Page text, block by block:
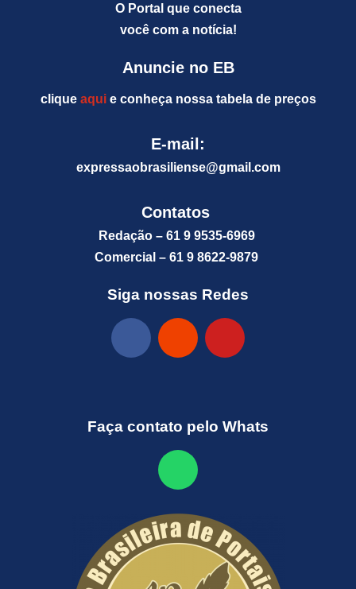
O Portal que conecta
você com a notícia!
Anuncie no EB
clique aquie conheça nossa tabela de preços
E-mail:
expressaobrasiliense@gmail.com
Contatos
Redação – 61 9 9535-6969
Comercial – 61 9 8622-9879
Siga nossas Redes
Faça contato pelo Whats